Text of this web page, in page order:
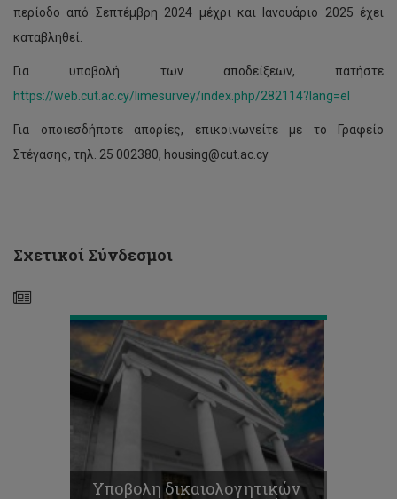
περίοδο από Σεπτέμβρη 2024 μέχρι και Ιανουάριο 2025 έχει
καταβληθεί.
Για υποβολή των αποδείξεων, πατήστε
https://web.cut.ac.cy/limesurvey/index.php/282114?lang=el
Για οποιεσδήποτε απορίες, επικοινωνείτε με το Γραφείο
Στέγασης, τηλ. 25 002380, housing@cut.ac.cy
Σχετικοί Σύνδεσμοι
Υποβολη
για
καταβολή
της
ενοικίου
(2025-
Υποβολη δικαιολογητικών
Ανακοίνωση
τελευταίων
αιτήσεων
για
σκοπούς